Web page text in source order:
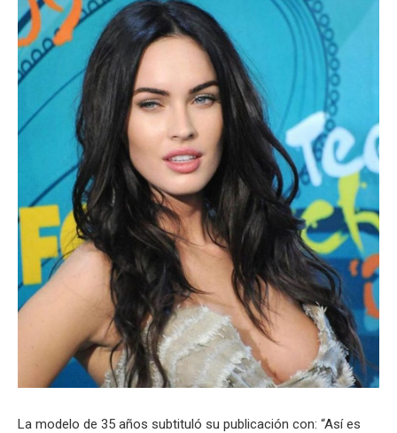
La modelo de 35 años subtituló su publicación con: “Así es